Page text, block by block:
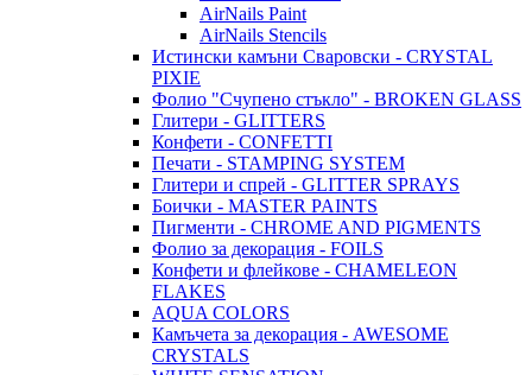
AirNails Paint
AirNails Stencils
Истински камъни Сваровски - CRYSTAL
PIXIE
Фолио "Счупено стъкло" - BROKEN GLASS
Глитери - GLITTERS
Конфети - CONFETTI
Печати - STAMPING SYSTEM
Глитери и спрей - GLITTER SPRAYS
Боички - MASTER PAINTS
Пигменти - CHROME AND PIGMENTS
Фолио за декорация - FOILS
Конфети и флейкове - CHAMELEON
FLAKES
AQUA COLORS
Камъчета за декорация - AWESOME
CRYSTALS